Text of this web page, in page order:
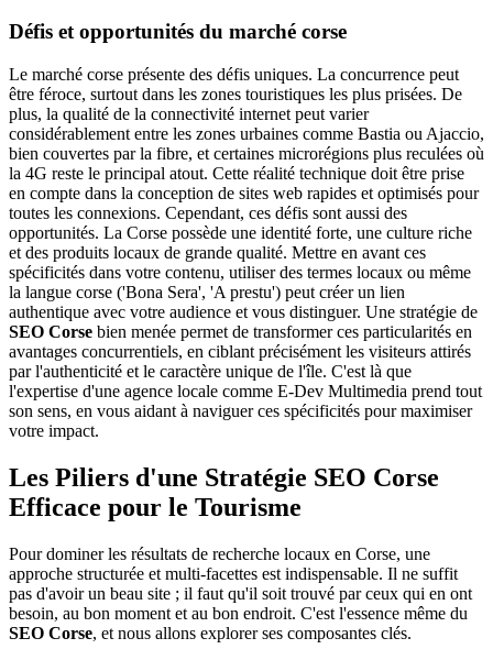
Défis et opportunités du marché corse
Le marché corse présente des défis uniques. La concurrence peut
être féroce, surtout dans les zones touristiques les plus prisées. De
plus, la qualité de la connectivité internet peut varier
considérablement entre les zones urbaines comme Bastia ou Ajaccio,
bien couvertes par la fibre, et certaines microrégions plus reculées où
la 4G reste le principal atout. Cette réalité technique doit être prise
en compte dans la conception de sites web rapides et optimisés pour
toutes les connexions. Cependant, ces défis sont aussi des
opportunités. La Corse possède une identité forte, une culture riche
et des produits locaux de grande qualité. Mettre en avant ces
spécificités dans votre contenu, utiliser des termes locaux ou même
la langue corse ('Bona Sera', 'A prestu') peut créer un lien
authentique avec votre audience et vous distinguer. Une stratégie de
SEO Corse bien menée permet de transformer ces particularités en
avantages concurrentiels, en ciblant précisément les visiteurs attirés
par l'authenticité et le caractère unique de l'île. C'est là que
l'expertise d'une agence locale comme E-Dev Multimedia prend tout
son sens, en vous aidant à naviguer ces spécificités pour maximiser
votre impact.
Les Piliers d'une Stratégie SEO Corse
Efficace pour le Tourisme
Pour dominer les résultats de recherche locaux en Corse, une
approche structurée et multi-facettes est indispensable. Il ne suffit
pas d'avoir un beau site ; il faut qu'il soit trouvé par ceux qui en ont
besoin, au bon moment et au bon endroit. C'est l'essence même du
SEO Corse, et nous allons explorer ses composantes clés.